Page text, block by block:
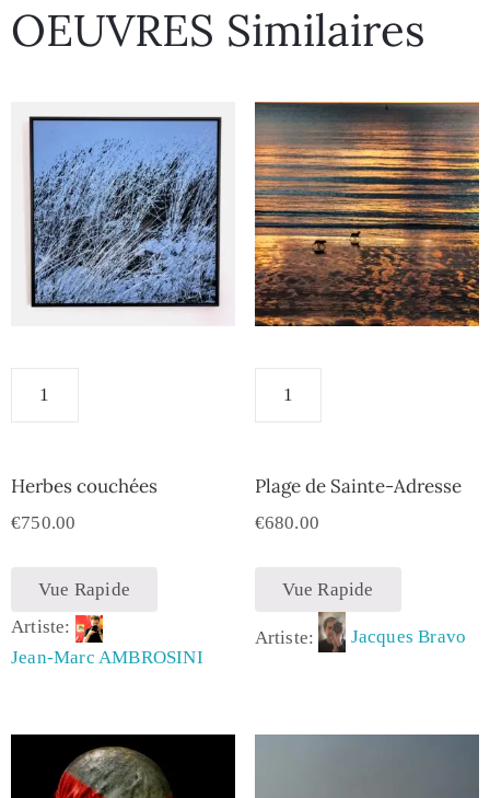
OEUVRES Similaires
Herbes couchées
€750.00
Vue Rapide
Artiste:
Jean-Marc AMBROSINI
Plage de Sainte-Adresse
€680.00
Vue Rapide
Artiste: Jacques Bravo